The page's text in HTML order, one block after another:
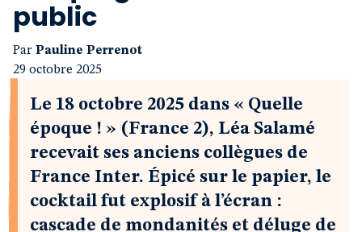
public
Par Pauline Perrenot
29 octobre 2025
Le 18 octobre 2025 dans « Quelle
époque ! » (France 2), Léa Salamé
recevait ses anciens collègues de
France Inter. Épicé sur le papier, le
cocktail fut explosif à l’écran :
cascade de mondanités et déluge de